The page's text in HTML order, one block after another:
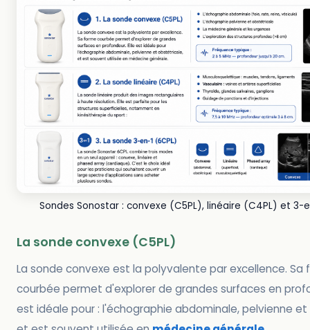
Sondes Sonostar : convexe (C5PL), linéaire (C4PL) et 3-
La sonde convexe (C5PL)
La sonde convexe est la polyvalente par excellence. Sa
courbée permet d'explorer de grandes surfaces en
est idéale pour : l'échographie abdominale, pelvienne